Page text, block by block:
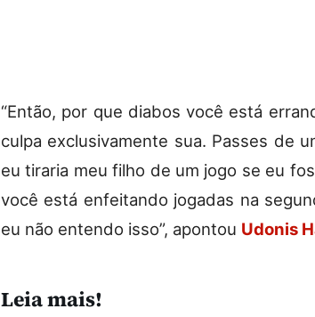
“Então, por que diabos você está
culpa exclusivamente sua. Passes de
eu tiraria meu filho de um jogo se eu
você está enfeitando jogadas na
eu não entendo isso”, apontou Udonis
Leia mais!